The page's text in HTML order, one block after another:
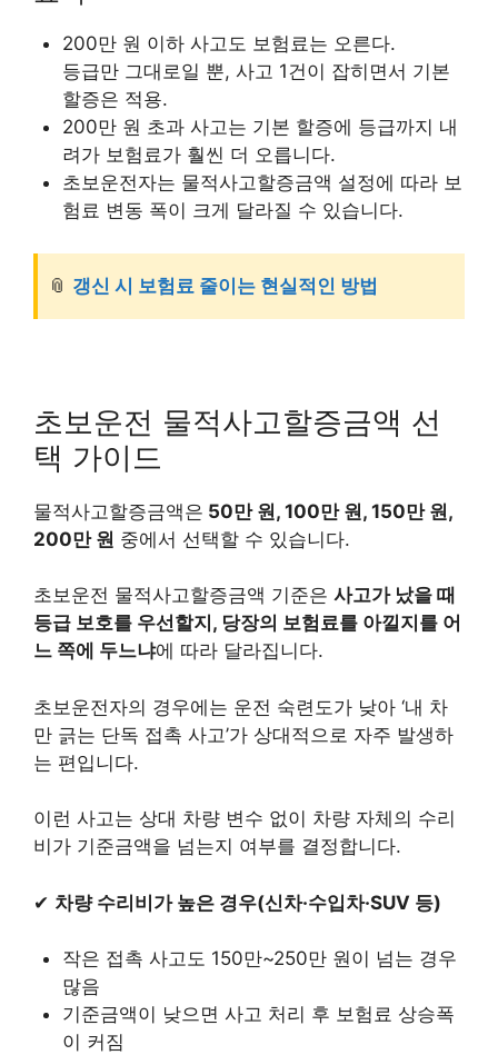
200만 원 이하 사고도 보험료는 오른다.
등급만 그대로일 뿐, 사고 1건이 잡히면서 기본
할증은 적용.
200만 원 초과 사고는 기본 할증에 등급까지 내
려가 보험료가 훨씬 더 오릅니다.
초보운전자는 물적사고할증금액 설정에 따라 보
험료 변동 폭이 크게 달라질 수 있습니다.
📎 갱신 시 보험료 줄이는 현실적인 방법
초보운전 물적사고할증금액 선
택 가이드
물적사고할증금액은 50만 원, 100만 원, 150만 원,
200만 원 중에서 선택할 수 있습니다.
초보운전 물적사고할증금액 기준은 사고가 났을 때
등급 보호를 우선할지, 당장의 보험료를 아낄지를 어
느 쪽에 두느냐에 따라 달라집니다.
초보운전자의 경우에는 운전 숙련도가 낮아 ‘내 차
만 긁는 단독 접촉 사고’가 상대적으로 자주 발생하
는 편입니다.
이런 사고는 상대 차량 변수 없이 차량 자체의 수리
비가 기준금액을 넘는지 여부를 결정합니다.
✔ 차량 수리비가 높은 경우(신차·수입차·SUV 등)
작은 접촉 사고도 150만~250만 원이 넘는 경우
많음
기준금액이 낮으면 사고 처리 후 보험료 상승폭
이 커짐